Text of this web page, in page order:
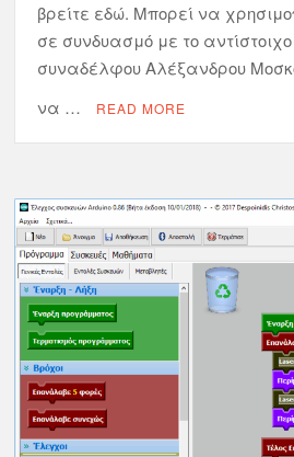
βρείτε εδώ. Μπορεί να
σε συνδυασμό με το αντίστοιχο
συναδέλφου Αλέξανδρου
να …
READ MORE